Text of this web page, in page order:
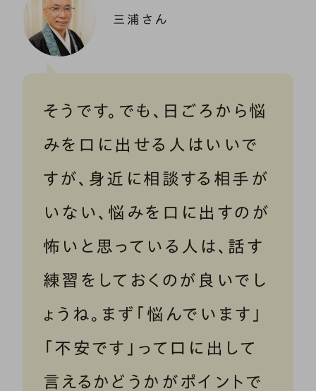
三浦さん
そうです。でも、日ごろから悩
みを口に出せる人はいいで
すが、身近に相談する相手が
いない、悩みを口に出すのが
怖いと思っている人は、話す
練習をしておくのが良いでし
ょうね。まず「悩んでいます」
「不安です」って口に出して
言えるかどうかがポイントで